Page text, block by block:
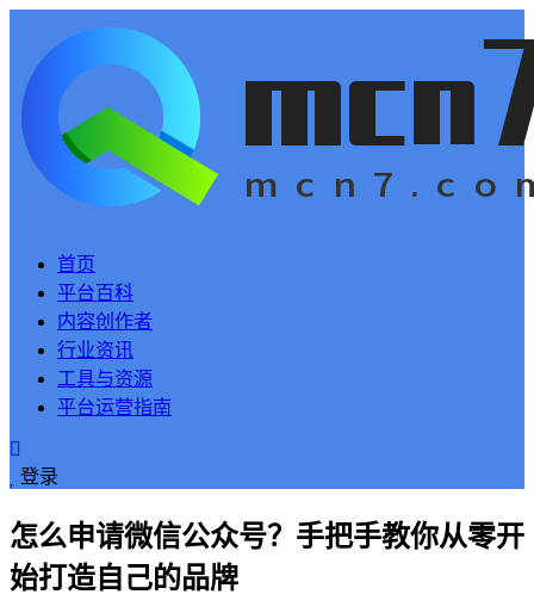
首页
平台百科
内容创作者
行业资讯
工具与资源
平台运营指南
登录
怎么申请微信公众号？手把手教你从零开
始打造自己的品牌